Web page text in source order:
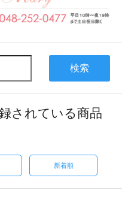
検索
されている商品
新着順